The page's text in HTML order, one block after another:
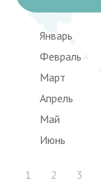
Январь
Февраль
Март
Апрель
Май
Июнь
1 2 3